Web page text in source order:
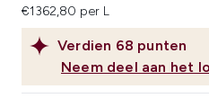
Verdien 68 punten
Neem deel aan het
€1362,80 per L